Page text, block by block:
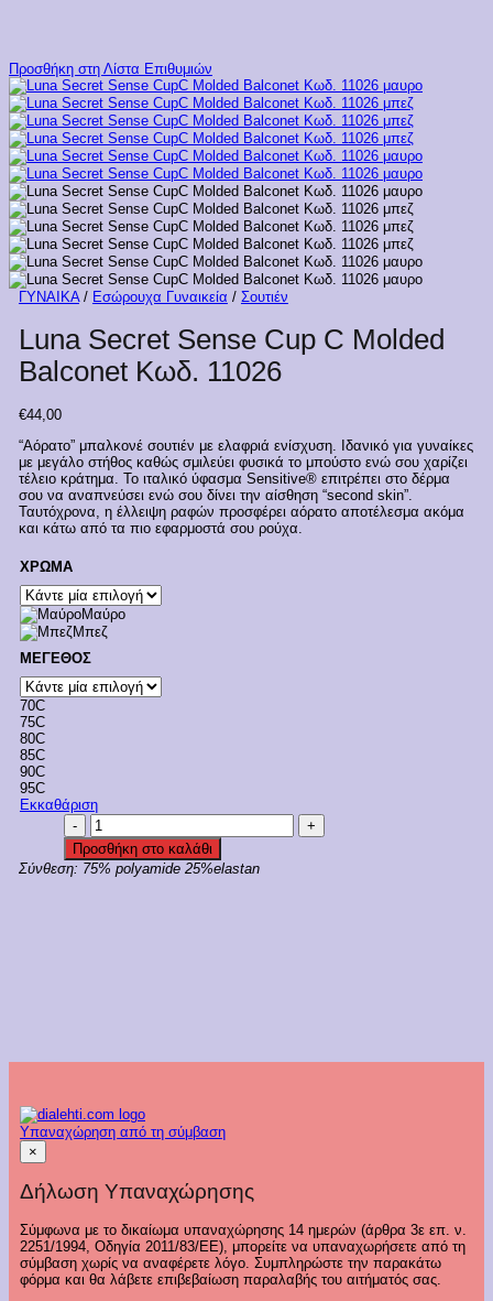
Προσθήκη στη Λίστα Επιθυμιών
ΓΥΝΑΙΚΑ / Εσώρουχα Γυναικεία / Σουτιέν
Luna Secret Sense Cup C Molded
Balconet Κωδ. 11026
€44,00
“Αόρατο” μπαλκονέ σουτιέν με ελαφριά ενίσχυση. Ιδανικό για γυναίκες
με μεγάλο στήθος καθώς σμιλεύει φυσικά το μπούστο ενώ σου χαρίζει
τέλειο κράτημα. Το ιταλικό ύφασμα Sensitive® επιτρέπει στο δέρμα
σου να αναπνεύσει ενώ σου δίνει την αίσθηση “second skin”.
Ταυτόχρονα, η έλλειψη ραφών προσφέρει αόρατο αποτέλεσμα ακόμα
και κάτω από τα πιο εφαρμοστά σου ρούχα.
ΧΡΩΜΑ
Μαύρο
Μπεζ
ΜΕΓΕΘΟΣ
70C
75C
80C
85C
90C
95C
Εκκαθάριση
Luna
Secret
Sense
Cup
Προσθήκη στο καλάθι
Σύνθεση: 75% polyamide 25%elastan
Υπαναχώρηση από τη σύμβαση
×
Δήλωση Υπαναχώρησης
Σύμφωνα με το δικαίωμα υπαναχώρησης 14 ημερών (άρθρα 3ε επ. ν.
2251/1994, Οδηγία 2011/83/ΕΕ), μπορείτε να υπαναχωρήσετε από τη
σύμβαση χωρίς να αναφέρετε λόγο. Συμπληρώστε την παρακάτω
φόρμα και θα λάβετε επιβεβαίωση παραλαβής του αιτήματός σας.